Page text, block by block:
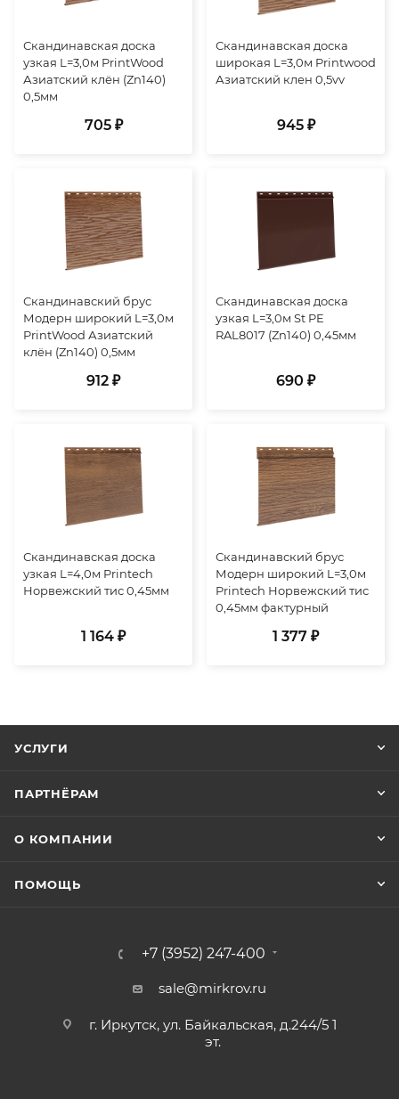
Скандинавская доска
узкая L=3,0м PrintWood
Азиатский клён (Zn140)
0,5мм
705 ₽
Скандинавская доска
широкая L=3,0м Printwood
Азиатский клен 0,5vv
945 ₽
Скандинавский брус
Модерн широкий L=3,0м
PrintWood Азиатский
клён (Zn140) 0,5мм
912 ₽
Скандинавская доска
узкая L=3,0м St PE
RAL8017 (Zn140) 0,45мм
690 ₽
Скандинавская доска
узкая L=4,0м Printech
Норвежский тис 0,45мм
1 164 ₽
Скандинавский брус
Модерн широкий L=3,0м
Printech Норвежский тис
0,45мм фактурный
1 377 ₽
УСЛУГИ
ПАРТНЁРАМ
О КОМПАНИИ
ПОМОЩЬ
+7 (3952) 247-400
sale@mirkrov.ru
г. Иркутск, ул. Байкальская, д.244/5 1
эт.